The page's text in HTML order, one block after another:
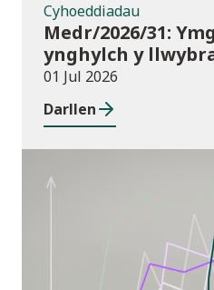
Cyhoeddiadau
Medr/2026/31:
ynghylch y
arfaethedig yn y
Prentisiaeth
Gwasanaethau
01 Jul 2026
Darllen